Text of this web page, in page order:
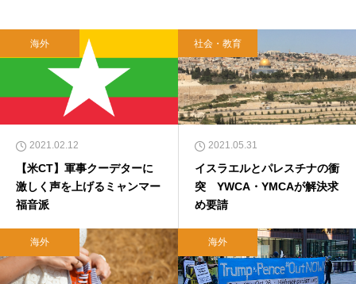
海外
2021.02.12
【米CT】軍事クーデターに
激しく声を上げるミャンマー
福音派
社会・教育
2021.05.31
イスラエルとパレスチナの衝
突 YWCA・YMCAが解決求
め要請
海外 海外